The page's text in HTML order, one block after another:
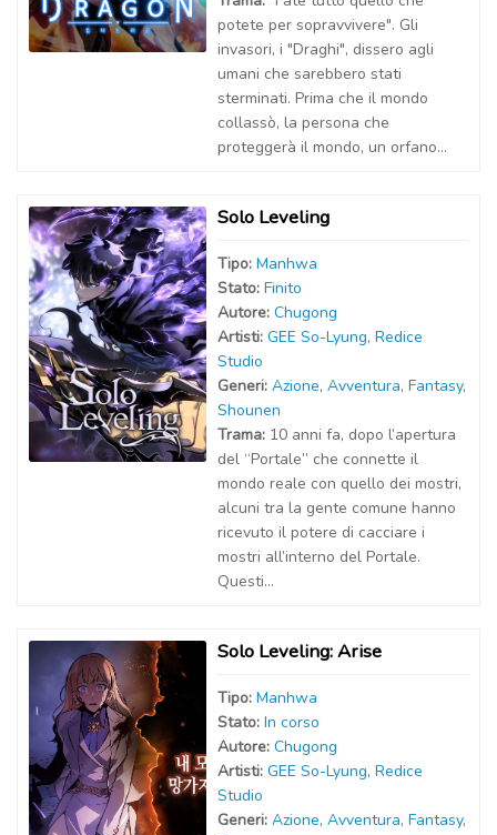
potete per sopravvivere". Gli
invasori, i "Draghi", dissero agli
umani che sarebbero stati
sterminati. Prima che il mondo
collassò, la persona che
proteggerà il mondo, un orfano...
Solo Leveling
Tipo: Manhwa
Stato: Finito
Autore: Chugong
Artisti: GEE So-Lyung, Redice
Studio
Generi: Azione, Avventura, Fantasy,
Shounen
Trama: 10 anni fa, dopo l’apertura
del “Portale” che connette il
mondo reale con quello dei mostri,
alcuni tra la gente comune hanno
ricevuto il potere di cacciare i
mostri all’interno del Portale.
Questi...
Solo Leveling: Arise
Tipo: Manhwa
Stato: In corso
Autore: Chugong
Artisti: GEE So-Lyung, Redice
Studio
Generi: Azione, Avventura, Fantasy,